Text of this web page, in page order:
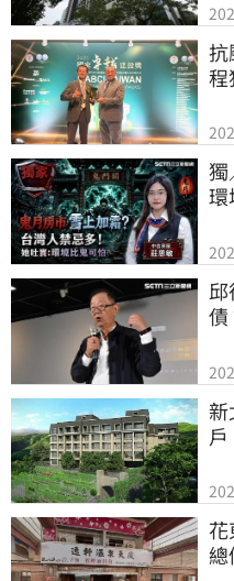
抗
程
獨
環
債
新
花
總